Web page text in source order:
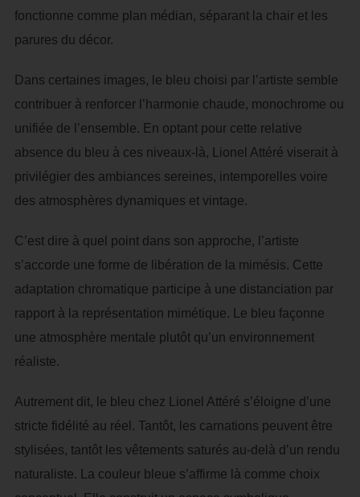
fonctionne comme plan médian, séparant la chair et les
parures du décor.
Dans certaines images, le bleu choisi par l’artiste semble
contribuer à renforcer l’harmonie chaude, monochrome ou
unifiée de l’ensemble. En optant pour cette relative
absence du bleu à ces niveaux-là, Lionel Attéré viserait à
privilégier des ambiances sereines, intemporelles voire
des atmosphères dynamiques et vintage.
C’est dire à quel point dans son approche, l’artiste
s’accorde une forme de libération de la mimésis. Cette
adaptation chromatique participe à une distanciation par
rapport à la représentation mimétique. Le bleu façonne
une atmosphère mentale plutôt qu’un environnement
réaliste.
Autrement dit, le bleu chez Lionel Attéré s’éloigne d’une
stricte fidélité au réel. Tantôt, les carnations peuvent être
stylisées, tantôt les vêtements saturés au-delà d’un rendu
naturaliste. La couleur bleue s’affirme là comme choix